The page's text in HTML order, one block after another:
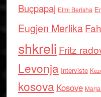
Buçpapaj Elmi Berisha
Eugjen Merlika
shkreli Fritz
Levonja Interviste
kosova Kosove